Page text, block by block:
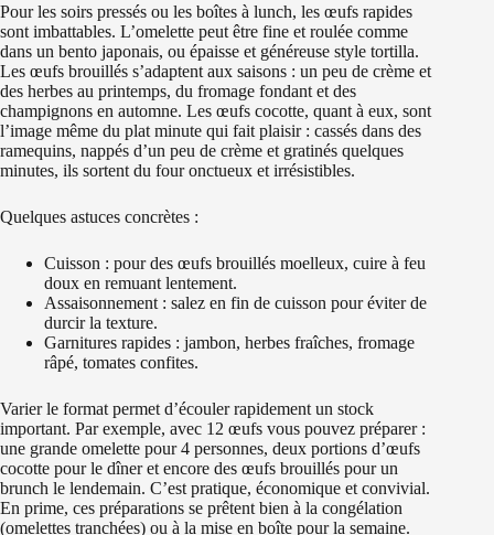
Pour les soirs pressés ou les boîtes à lunch, les œufs rapides
sont imbattables. L’omelette peut être fine et roulée comme
dans un bento japonais, ou épaisse et généreuse style tortilla.
Les œufs brouillés s’adaptent aux saisons : un peu de crème et
des herbes au printemps, du fromage fondant et des
champignons en automne. Les œufs cocotte, quant à eux, sont
l’image même du plat minute qui fait plaisir : cassés dans des
ramequins, nappés d’un peu de crème et gratinés quelques
minutes, ils sortent du four onctueux et irrésistibles.
Quelques astuces concrètes :
Cuisson : pour des œufs brouillés moelleux, cuire à feu
doux en remuant lentement.
Assaisonnement : salez en fin de cuisson pour éviter de
durcir la texture.
Garnitures rapides : jambon, herbes fraîches, fromage
râpé, tomates confites.
Varier le format permet d’écouler rapidement un stock
important. Par exemple, avec 12 œufs vous pouvez préparer :
une grande omelette pour 4 personnes, deux portions d’œufs
cocotte pour le dîner et encore des œufs brouillés pour un
brunch le lendemain. C’est pratique, économique et convivial.
En prime, ces préparations se prêtent bien à la congélation
(omelettes tranchées) ou à la mise en boîte pour la semaine.